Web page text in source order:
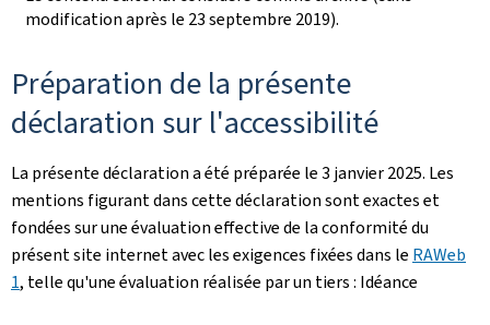
modification après le 23 septembre 2019).
Préparation de la présente
déclaration sur l'accessibilité
La présente déclaration a été préparée le3 janvier 2025. Les
mentions figurant dans cette déclaration sont exactes et
fondées sur une évaluation effective de la conformité du
présent site internet avec les exigences fixées dans le RAWeb
1, telle qu'une évaluation réalisée par un tiers : Idéance